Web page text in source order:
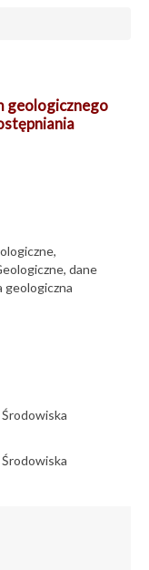
geologicznego
dane
geologiczna